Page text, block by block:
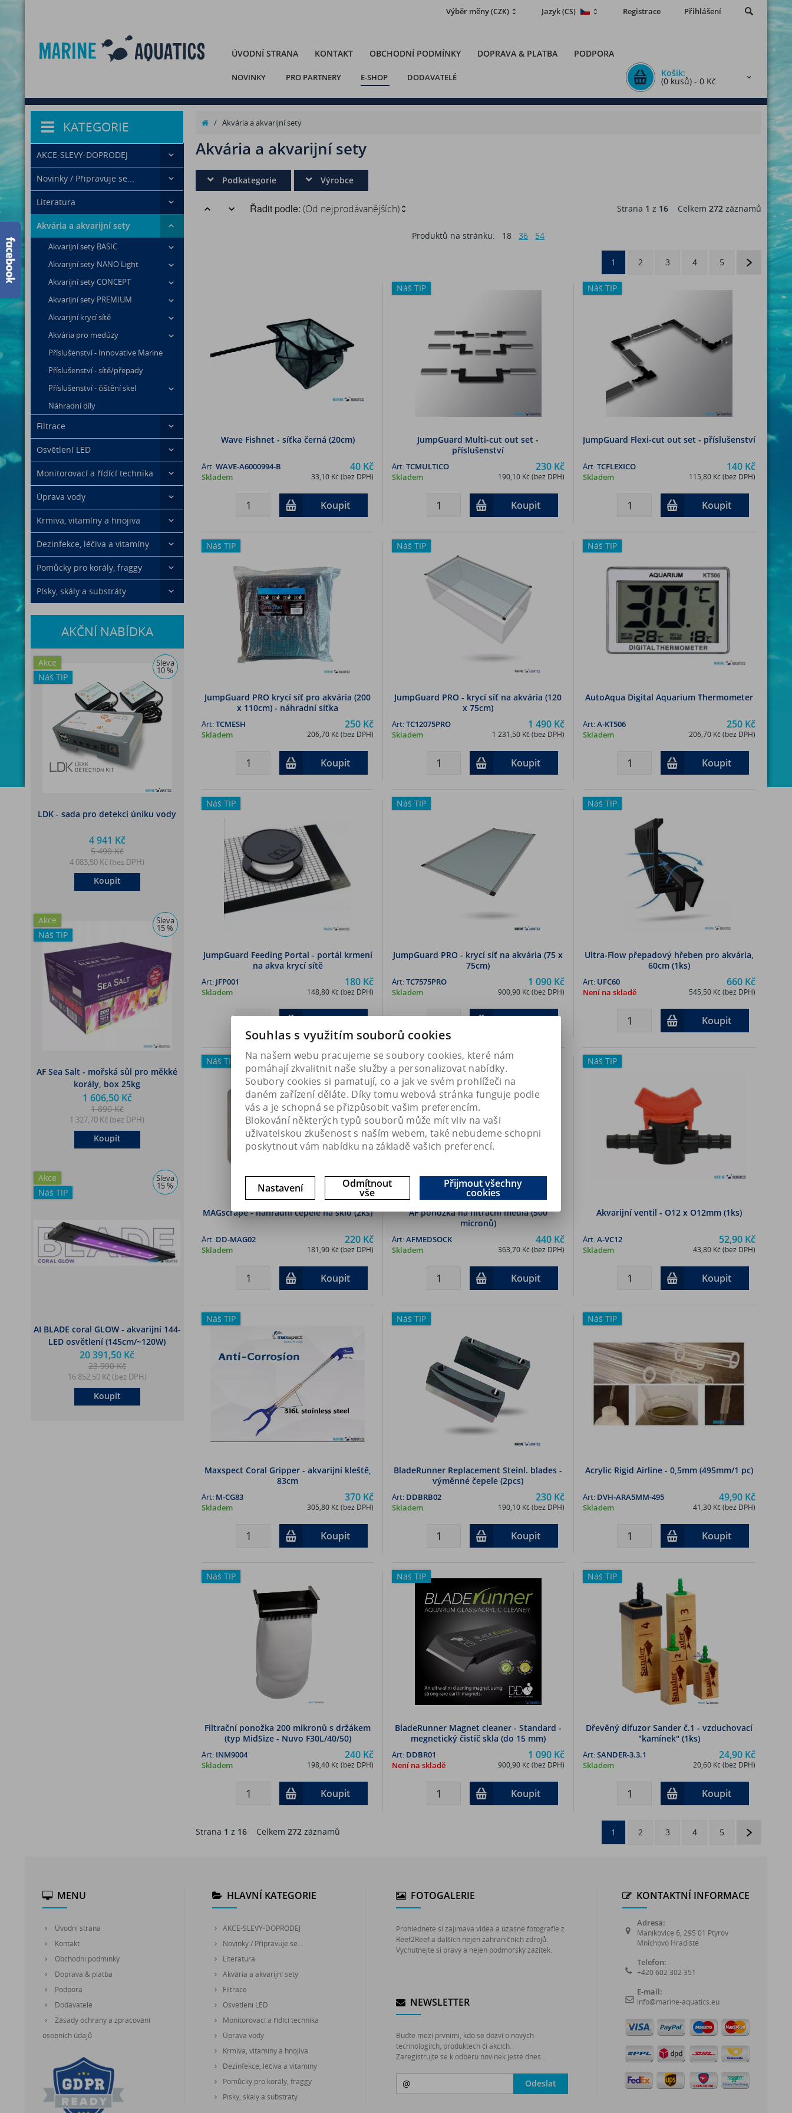
Registrace Přihlášení
Výběr měny(CZK) Jazyk(CS)
ÚVODNÍ STRANA KONTAKT OBCHODNÍ PODMÍNKY DOPRAVA & PLATBA PODPORA
NOVINKY PRO PARTNERY E-SHOP DODAVATELÉ Košík:
(0 kusů) - 0 Kč
KATEGORIE
AKCE-SLEVY-DOPRODEJ
Novinky / Připravuje se...
Literatura
Akvária a akvarijní sety
Akvarijní sety BASIC
Akvarijní sety NANO Light
Akvarijní sety CONCEPT
Akvarijní sety PREMIUM
Akvarijní krycí sítě
Akvária pro medúzy
Příslušenství - Innovative Marine
Příslušenství - sítě/přepady
Příslušenství - čištění skel
Náhradní díly
Filtrace
Osvětlení LED
Monitorovací a řídící technika
Úprava vody
Krmiva, vitamíny a hnojiva
Dezinfekce, léčiva a vitamíny
Pomůcky pro korály, fraggy
Písky, skály a substráty
AKČNÍ NABÍDKA
Sleva
10 %
Akce
Náš TIP
LDK - sada pro detekci úniku vody
4 941 Kč
5 490 Kč
4 083,50 Kč (bez DPH)
Koupit
Sleva
15 %
Akce
Náš TIP
AF Sea Salt - mořská sůl pro měkké
korály, box 25kg
1 606,50 Kč
1 890 Kč
1 327,70 Kč (bez DPH)
Koupit
Sleva
15 %
Akce
Náš TIP
AI BLADE coral GLOW - akvarijní 144-
LED osvětlení (145cm/~120W)
20 391,50 Kč
23 990 Kč
16 852,50 Kč (bez DPH)
Koupit
/ Akvária a akvarijní sety
Akvária a akvarijní sety
Podkategorie Výrobce
Řadit podle: (Od nejprodávanějších) Strana 1 z 16Celkem 272záznamů
Produktů na stránku: 18 36 54
1 2 3 4 5
Wave Fishnet - síťka černá (20cm)
40 Kč
33,10 Kč (bez DPH)
Art:WAVE-A6000994-B
Skladem
Koupit
Náš TIP
JumpGuard Multi-cut out set -
příslušenství
230 Kč
190,10 Kč (bez DPH)
Art:TCMULTICO
Skladem
Koupit
Náš TIP
JumpGuard Flexi-cut out set - příslušenství
140 Kč
115,80 Kč (bez DPH)
Art:TCFLEXICO
Skladem
Koupit
Náš TIP
JumpGuard PRO krycí síť pro akvária (200
x 110cm) - náhradní síťka
250 Kč
206,70 Kč (bez DPH)
Art:TCMESH
Skladem
Koupit
Náš TIP
JumpGuard PRO - krycí síť na akvária (120
x 75cm)
1 490 Kč
1 231,50 Kč (bez DPH)
Art:TC12075PRO
Skladem
Koupit
Náš TIP
AutoAqua Digital Aquarium Thermometer
250 Kč
206,70 Kč (bez DPH)
Art:A-KT506
Skladem
Koupit
Náš TIP
JumpGuard Feeding Portal - portál krmení
na akva krycí sítě
180 Kč
148,80 Kč (bez DPH)
Art: JFP001
Skladem
Náš TIP
JumpGuard PRO - krycí síť na akvária (75 x
75cm)
1 090 Kč
900,90 Kč (bez DPH)
Art:TC7575PRO
Skladem
Náš TIP
Ultra-Flow přepadový hřeben pro akvária,
60cm (1ks)
660 Kč
545,50 Kč (bez DPH)
Art: UFC60
Není na skladě
Koupit
Náš TIP
MAGscrape - náhradní čepele na sklo (2ks)
220 Kč
181,90 Kč (bez DPH)
Art: DD-MAG02
Skladem
Koupit
Náš TIP
AF ponožka na filtrační média (500
micronů)
440 Kč
363,70 Kč (bez DPH)
Art:AFMEDSOCK
Skladem
Koupit
Náš TIP
Akvarijní ventil - O12 x O12mm (1ks)
52,90 Kč
43,80 Kč (bez DPH)
Art:A-VC12
Skladem
Koupit
Náš TIP
Maxspect Coral Gripper - akvarijní kleště,
83cm
370 Kč
305,80 Kč (bez DPH)
Art: M-CG83
Skladem
Koupit
Náš TIP
BladeRunner Replacement Steinl. blades -
výměnné čepele (2pcs)
230 Kč
190,10 Kč (bez DPH)
Art: DDBRB02
Skladem
Koupit
Náš TIP
Acrylic Rigid Airline - 0,5mm (495mm/1 pc)
49,90 Kč
41,30 Kč (bez DPH)
Art: DVH-ARA5MM-495
Skladem
Koupit
Náš TIP
Filtrační ponožka 200 mikronů s držákem
(typ MidSize - Nuvo F30L/40/50)
240 Kč
198,40 Kč (bez DPH)
Art: INM9004
Skladem
Koupit
Náš TIP
BladeRunner Magnet cleaner - Standard -
megnetický čistič skla (do 15 mm)
1 090 Kč
900,90 Kč (bez DPH)
Art: DDBR01
Není na skladě
Koupit
Náš TIP
Dřevěný difuzor Sander č.1 - vzduchovací
"kamínek" (1ks)
24,90 Kč
20,60 Kč (bez DPH)
Art:SANDER-3.3.1
Skladem
Koupit
Strana 1 z 16Celkem 272záznamů 1 2 3 4 5
MENU
Úvodní strana
Kontakt
Obchodní podmínky
Doprava & platba
Podpora
Dodavatelé
Zásady ochrany a zpracování
osobních údajů
HLAVNÍ KATEGORIE
AKCE-SLEVY-DOPRODEJ
Novinky / Připravuje se...
Literatura
Akvária a akvarijní sety
Filtrace
Osvětlení LED
Monitorovací a řídící technika
Úprava vody
Krmiva, vitamíny a hnojiva
Dezinfekce, léčiva a vitamíny
Pomůcky pro korály, fraggy
Písky, skály a substráty
FOTOGALERIE
Prohlédněte si zajímavá videa a úžasné fotografie z
Reef2Reef a dalších nejen zahraničních zdrojů.
Vychutnejte si pravý a nejen podmořský zážitek.
NEWSLETTER
Buďte mezi prvními, kdo se dozví o nových
technologiích, produktech či akcích.
Zaregistrujte se k odběru novinek ještě dnes...
Odeslat
KONTAKTNÍ INFORMACE
Adresa:
Maníkovice 6, 295 01 Ptýrov
Mnichovo Hradiště
Telefon:
+420 602 302 351
E-mail:
info@marine-aquatics.eu
Souhlas s využitím souborů cookies
Na našem webu pracujeme se soubory cookies, které nám
pomáhají zkvalitnit naše služby a personalizovat nabídky.
Soubory cookies si pamatují, co a jak ve svém prohlížeči na
daném zařízení děláte. Díky tomu webová stránka funguje podle
vás a je schopná se přizpůsobit vašim preferencím.
Blokování některých typů souborů může mít vliv na vaši
uživatelskou zkušenost s naším webem, také nebudeme schopni
poskytnout vám nabídku na základě vašich preferencí.
Nastavení Odmítnout
vše
Přijmout všechny
cookies